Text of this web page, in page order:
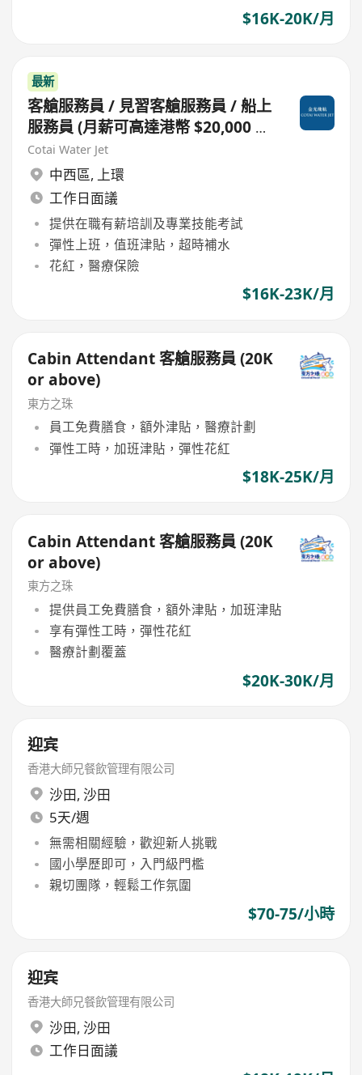
$16K-20K/月
最新
客艙服務員 / 見習客艙服務員 / 船上
服務員 (月薪可高達港幣 $20,000 或
以上)
Cotai Water Jet
中西區, 上環
工作日面議
提供在職有薪培訓及專業技能考試
彈性上班，值班津貼，超時補水
花紅，醫療保險
$16K-23K/月
Cabin Attendant 客艙服務員 (20K
or above)
東方之珠
員工免費膳食，額外津貼，醫療計劃
彈性工時，加班津貼，彈性花紅
$18K-25K/月
Cabin Attendant 客艙服務員 (20K
or above)
東方之珠
提供員工免費膳食，額外津貼，加班津貼
享有彈性工時，彈性花紅
醫療計劃覆蓋
$20K-30K/月
迎宾
香港大師兄餐飲管理有限公司
沙田, 沙田
5天/週
無需相關經驗，歡迎新人挑戰
國小學歷即可，入門級門檻
親切團隊，輕鬆工作氛圍
$70-75/小時
迎宾
香港大師兄餐飲管理有限公司
沙田, 沙田
工作日面議